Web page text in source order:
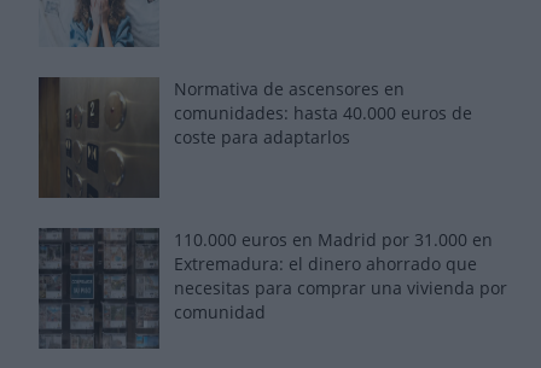
Normativa de ascensores en
comunidades: hasta 40.000 euros de
coste para adaptarlos
110.000 euros en Madrid por 31.000 en
Extremadura: el dinero ahorrado que
necesitas para comprar una vivienda por
comunidad